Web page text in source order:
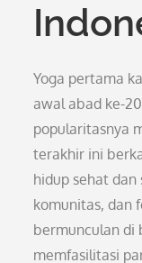
Yoga pertama
awal abad ke-
popularitasnya
terakhir ini
hidup sehat dan
komunitas, dan
bermunculan di
memfasilitasi